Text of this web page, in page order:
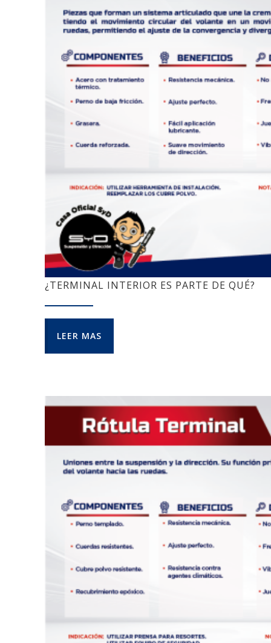
¿TERMINAL INTERIOR ES PARTE DE QUÉ?
LEER MAS